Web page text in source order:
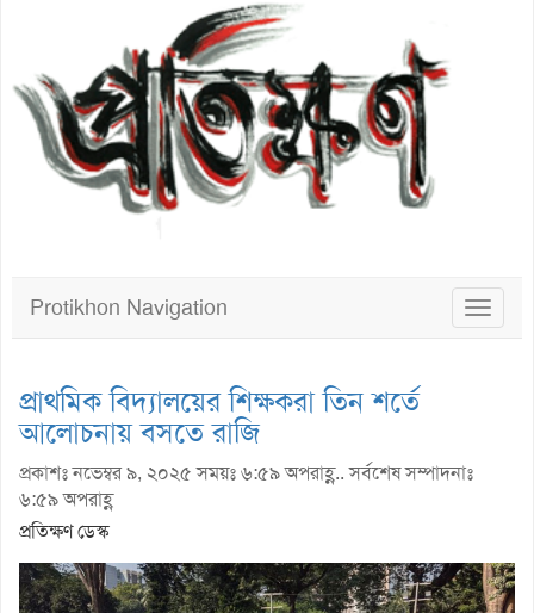
Toggle
Protikhon Navigation
প্রাথমিক বিদ্যালয়ের শিক্ষকরা তিন শর্তে
আলোচনায় বসতে রাজি
প্রকাশঃ নভেম্বর ৯, ২০২৫ সময়ঃ ৬:৫৯ অপরাহ্ণ.. সর্বশেষ সম্পাদনাঃ
৬:৫৯ অপরাহ্ণ
প্রতিক্ষণ ডেস্ক